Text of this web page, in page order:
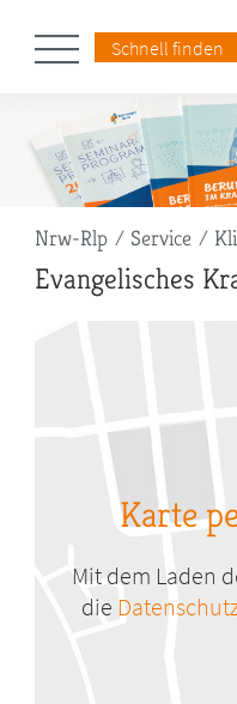
Schnell finden
Pfadnavigation
Nrw-Rlp Service
Evangelisches
Karte
Mit dem Laden
die